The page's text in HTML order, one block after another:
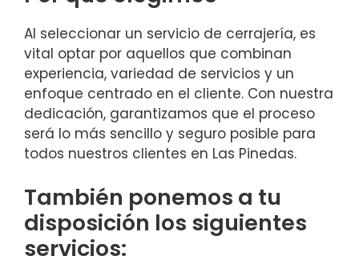
Al seleccionar un servicio de cerrajería, es
vital optar por aquellos que combinan
experiencia, variedad de servicios y un
enfoque centrado en el cliente. Con nuestra
dedicación, garantizamos que el proceso
será lo más sencillo y seguro posible para
todos nuestros clientes en Las Pinedas.
También ponemos a tu
disposición los siguientes
servicios: